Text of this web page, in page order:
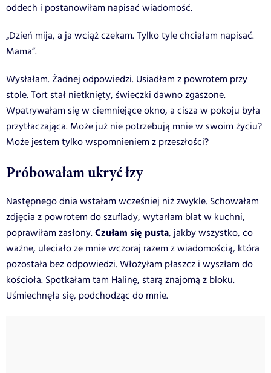
oddech i postanowiłam napisać wiadomość.
„Dzień mija, a ja wciąż czekam. Tylko tyle chciałam napisać.
Mama”.
Wysłałam. Żadnej odpowiedzi. Usiadłam z powrotem przy
stole. Tort stał nietknięty, świeczki dawno zgaszone.
Wpatrywałam się w ciemniejące okno, a cisza w pokoju była
przytłaczająca. Może już nie potrzebują mnie w swoim życiu?
Może jestem tylko wspomnieniem z przeszłości?
Próbowałam ukryć łzy
Następnego dnia wstałam wcześniej niż zwykle. Schowałam
zdjęcia z powrotem do szuflady, wytarłam blat w kuchni,
poprawiłam zasłony.Czułam się pusta, jakby wszystko, co
ważne, uleciało ze mnie wczoraj razem z wiadomością, która
pozostała bez odpowiedzi. Włożyłam płaszcz i wyszłam do
kościoła. Spotkałam tam Halinę, starą znajomą z bloku.
Uśmiechnęła się, podchodząc do mnie.